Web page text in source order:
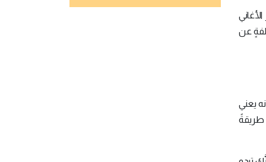
عن
يعني
طريقةً